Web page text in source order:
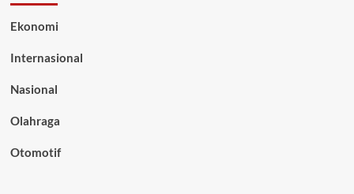
Ekonomi
Internasional
Nasional
Olahraga
Otomotif